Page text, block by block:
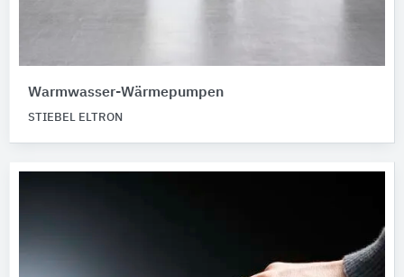
Warmwasser-Wärmepumpen
STIEBEL ELTRON